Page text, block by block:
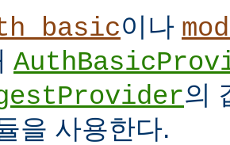
이나
의
을 사용한다.